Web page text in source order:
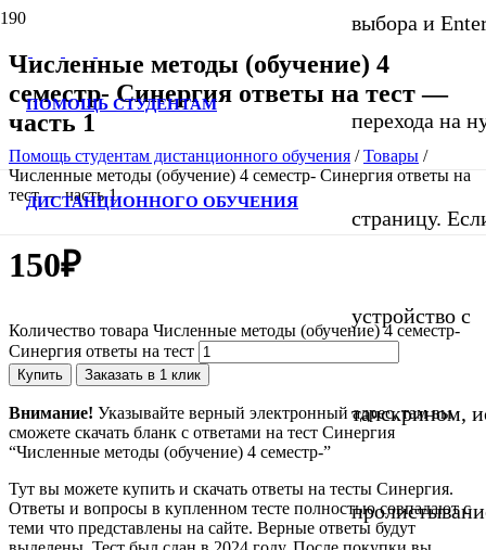
ПОМОЩЬ СТУДЕНТАМ
ДИСТАНЦИОННОГО ОБУЧЕНИЯ
выбора и
перехода на
страницу.
устройство с
тачскрином,
Численные методы (обучение) 4
семестр- Синергия ответы на тест —
часть 1
Помощь студентам дистанционного обучения /Товары /
Численные методы (обучение) 4 семестр- Синергия ответы на
тест — часть 1
150₽
Количество товара Численные методы (обучение) 4 семестр-
Синергия ответы на тест
Купить Заказать в 1 клик
Внимание! Указывайте верный электронный адрес, там вы
сможете скачать бланк с ответами на тест Синергия
“Численные методы (обучение) 4 семестр-”
Тут вы можете купить и скачать ответы на тесты Синергия.
Ответы и вопросы в купленном тесте полностью совпадают с
теми что представлены на сайте. Верные ответы будут